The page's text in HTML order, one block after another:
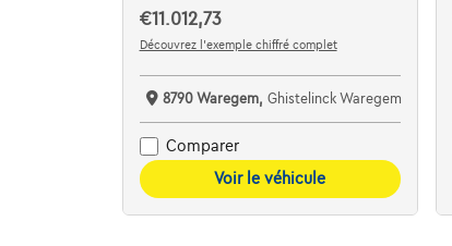
€11.012,73
Découvrez l’exemple chiffré complet
8790 Waregem, Ghistelinck Waregem
Comparer
Voir le véhicule